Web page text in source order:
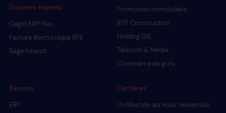
Dossiers experts
Cegid XRP Flex
Facture électronique RFE
Sage Intacct
Promotion immobilière
BTP Construction
Holding GIE
Télécom & Média
Commerce de gros
Besoins
ERP
Carrières
Un lifestyle qui nous ressemble